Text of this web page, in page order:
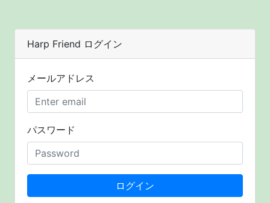
Harp Friend ログイン
メールアドレス
パスワード
ログイン